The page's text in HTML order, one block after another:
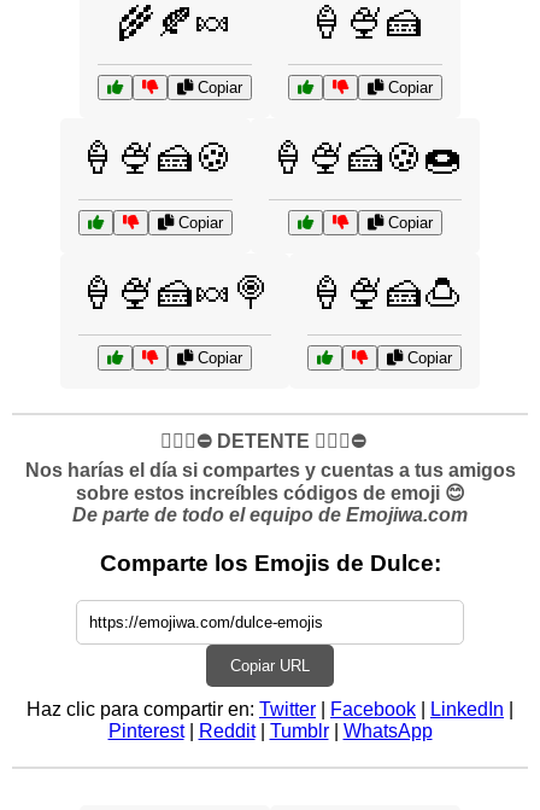
🌾🍂🍬
Copiar
🍦🍨🍰
Copiar
🍦🍨🍰🍪
Copiar
🍦🍨🍰🍪🍩
Copiar
🍦🍨🍰🍬🍭
Copiar
🍦🍨🍰🍮
Copiar
✋🏻🛑⛔️ DETENTE ✋🏻🛑⛔️
Nos harías el día si compartes y cuentas a tus amigos
sobre estos increíbles códigos de emoji 😊
De parte de todo el equipo de Emojiwa.com
Comparte los Emojis de Dulce:
Copiar URL
Haz clic para compartir en: Twitter Facebook LinkedIn
Pinterest| Reddit| Tumblr| WhatsApp